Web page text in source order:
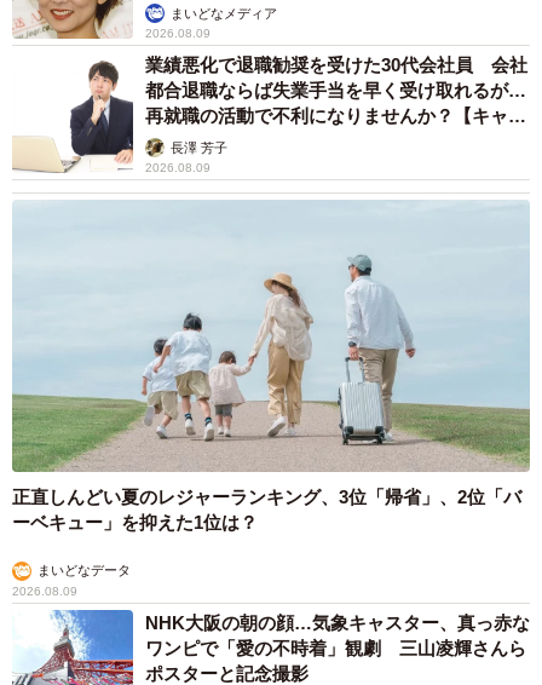
まいどなメディア
2026.08.09
業績悪化で退職勧奨を受けた30代会社員 会社
都合退職ならば失業手当を早く受け取れるが…
再就職の活動で不利になりませんか？【キャリ
アカウンセラーが解説】
長澤 芳子
2026.08.09
正直しんどい夏のレジャーランキング、3位「帰省」、2位「バ
ーベキュー」を抑えた1位は？
まいどなデータ
2026.08.09
NHK大阪の朝の顔…気象キャスター、真っ赤な
ワンピで「愛の不時着」観劇 三山凌輝さんら
ポスターと記念撮影